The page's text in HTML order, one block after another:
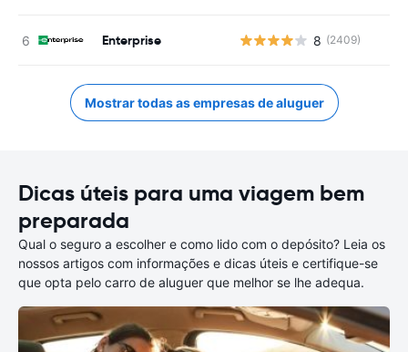
Enterprise 8 (2409)
Mostrar todas as empresas de aluguer
Dicas úteis para uma viagem bem
preparada
Qual o seguro a escolher e como lido com o depósito? Leia os
nossos artigos com informações e dicas úteis e certifique-se
que opta pelo carro de aluguer que melhor se lhe adequa.